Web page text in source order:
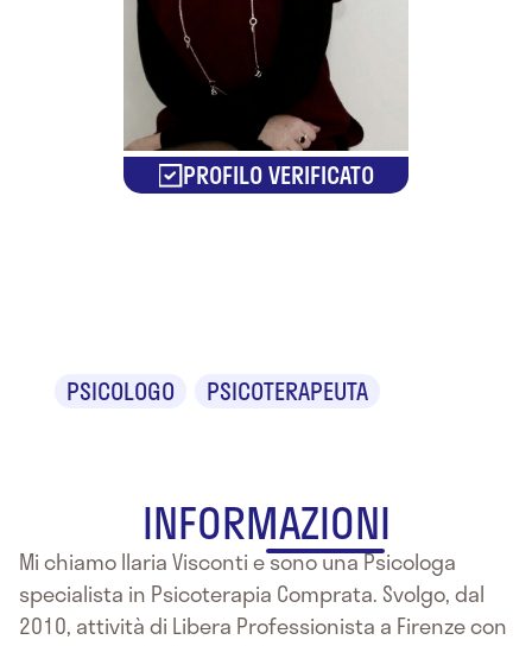
PROFILO VERIFICATO
PSICOLOGO PSICOTERAPEUTA
INFORMAZIONI
Mi chiamo Ilaria Visconti e sono una Psicologa
specialista in Psicoterapia Comprata. Svolgo, dal
2010, attività di Libera Professionista a Firenze con